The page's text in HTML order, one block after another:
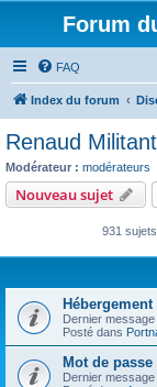
Forum
FAQ
Index du forum
Renaud Militant
Modérateur : modérateurs
Nouveau sujet
931 sujets
Dernier
Posté dans
Mot de passe
Dernier